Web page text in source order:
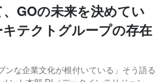
GOの未来を決めてい
テクトグループの存在
ンな企業文化が根付いている」そう語る